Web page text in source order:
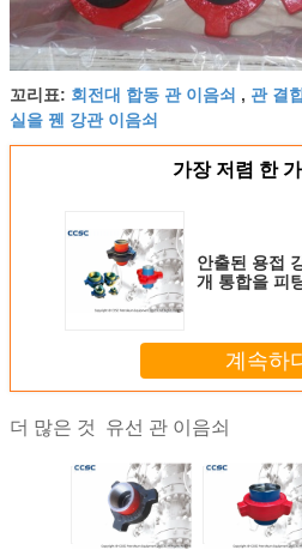
꼬리표: 회전대 합동 관 이음쇠 , 관 결
실을 꿴 강관 이음쇠
가장 저렴 한
안출된 용접
개 통합을 피
계속하
더 많은 것 유선 관 이음쇠